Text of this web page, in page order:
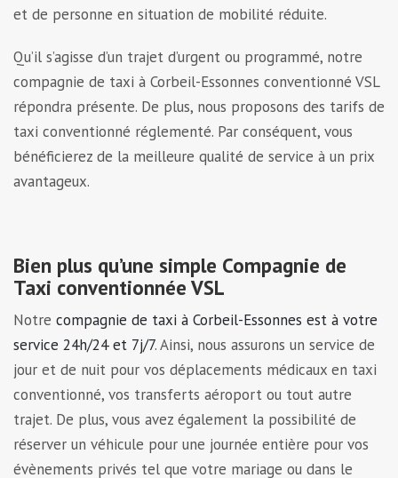
et de personne en situation de mobilité réduite.
Qu’il s’agisse d’un trajet d’urgent ou programmé, notre
compagnie de taxi à Corbeil-Essonnes conventionné VSL
répondra présente. De plus, nous proposons des tarifs de
taxi conventionné réglementé. Par conséquent, vous
bénéficierez de la meilleure qualité de service à un prix
avantageux.
Bien plus qu’une simple Compagnie de
Taxi conventionnée VSL
Notre compagnie de taxi à Corbeil-Essonnes est à votre
service 24h/24 et 7j/7. Ainsi, nous assurons un service de
jour et de nuit pour vos déplacements médicaux en taxi
conventionné, vos transferts aéroport ou tout autre
trajet. De plus, vous avez également la possibilité de
réserver un véhicule pour une journée entière pour vos
évènements privés tel que votre mariage ou dans le